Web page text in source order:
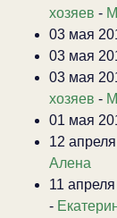
хозяев -
03 мая
03 мая
03 мая
хозяев -
01 мая
12
Алена
11
-